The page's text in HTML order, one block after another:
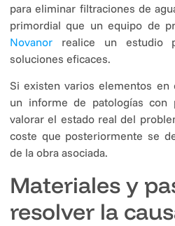
para eliminar filtraciones de
primordial que un equipo de
Novanor realice un estudio
soluciones eficaces.
Si existen varios elementos
un informe de patologías con
valorar el estado real del
coste que posteriormente se
de la obra asociada.
Materiales y
resolver la